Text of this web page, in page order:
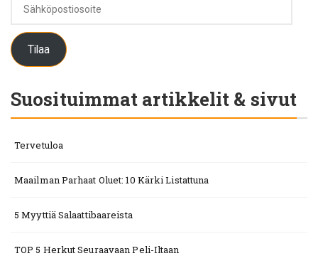
Tilaa
Suosituimmat artikkelit & sivut
Tervetuloa
Maailman Parhaat Oluet: 10 Kärki Listattuna
5 Myyttiä Salaattibaareista
TOP 5 Herkut Seuraavaan Peli-Iltaan